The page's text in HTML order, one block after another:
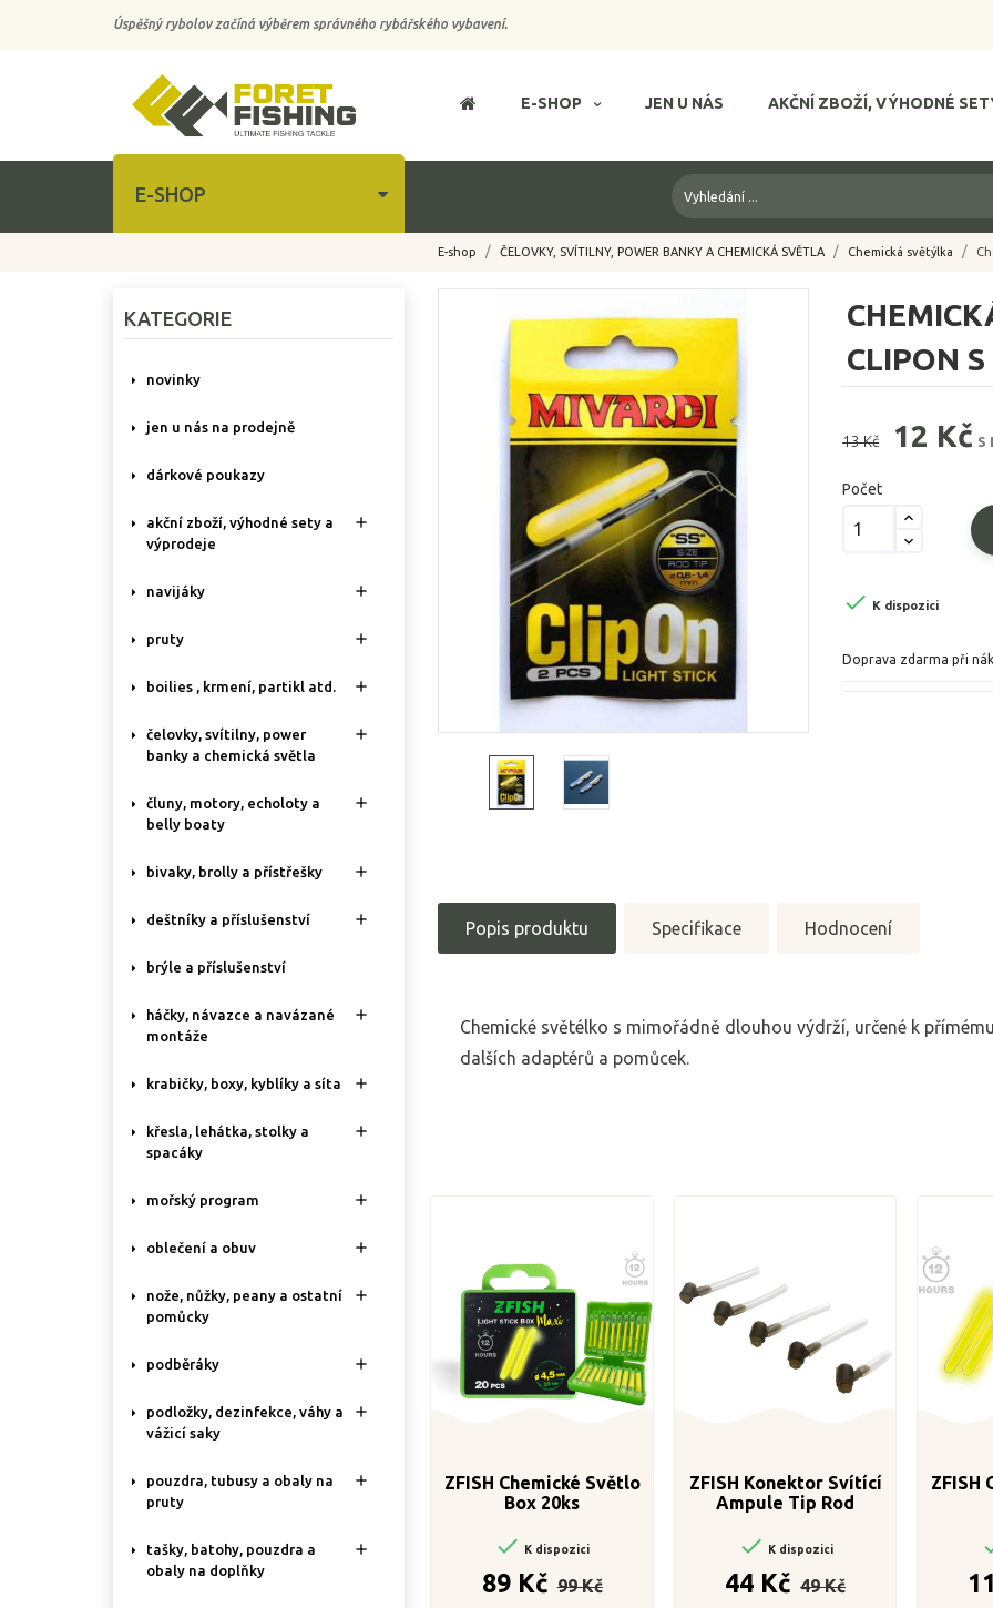
Úspěšný rybolov začíná výběrem správného rybářského vybavení.
E-SHOP JEN U NÁS AKČNÍ ZBOŽÍ, VÝHODNÉ
E-SHOP
E-shop ČELOVKY, SVÍTILNY, POWER BANKY A CHEMICKÁ SVĚTLA Chemická světýlka
KATEGORIE
novinky
jen u nás na prodejně
dárkové poukazy
akční zboží, výhodné sety a
výprodeje

navijáky 
pruty 
boilies , krmení, partikl atd. 
čelovky, svítilny, power
banky a chemická světla

čluny, motory, echoloty a
belly boaty

bivaky, brolly a přístřešky 
deštníky a příslušenství 
brýle a příslušenství
háčky, návazce a navázané
montáže

krabičky, boxy, kyblíky a síta 
křesla, lehátka, stolky a
spacáky

mořský program 
oblečení a obuv 
nože, nůžky, peany a ostatní
pomůcky

podběráky 
podložky, dezinfekce, váhy a
vážicí saky

pouzdra, tubusy a obaly na
pruty

tašky, batohy, pouzdra a
obaly na doplňky

CLIPON S
13 Kč 12 Kč S
Počet
 K dispozici
Doprava zdarma při
Popis produktu Specifikace Hodnocení
Chemické světélko s mimořádně dlouhou výdrží, určené k
dalších adaptérů a pomůcek.
ZFISH Chemické Světlo
Box 20ks
 K dispozici
89 Kč cena
99 Kč
ZFISH Konektor Svítící
Ampule Tip Rod
 K dispozici
44 Kč
cena
49 Kč
ZFISH